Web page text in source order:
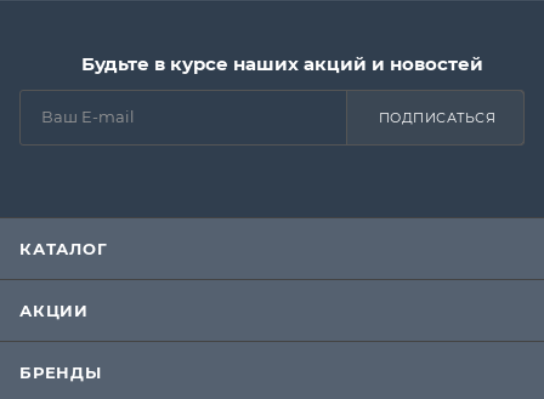
Будьте в курсе наших акций и новостей
ПОДПИСАТЬСЯ
КАТАЛОГ
АКЦИИ
БРЕНДЫ